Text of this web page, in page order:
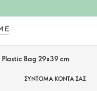
Bag 29x39 cm
ΣΥΝΤΟΜΑ ΚΟΝΤΑ ΣΑΣ